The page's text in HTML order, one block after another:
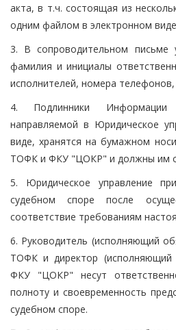
акта, в т.ч. состоящая из
одним файлом в электронном
3. В сопроводительном письме
фамилия и инициалы
исполнителей, номера
4. Подлинники
направляемой в Юридическое
виде, хранятся на бумажном
ТОФК и ФКУ "ЦОКР" и должны им
5. Юридическое управление
судебном споре после
соответствие требованиям
6. Руководитель (исполняющий
ТОФК и директор (исполняющий
ФКУ "ЦОКР" несут
полноту и своевременность
судебном споре.